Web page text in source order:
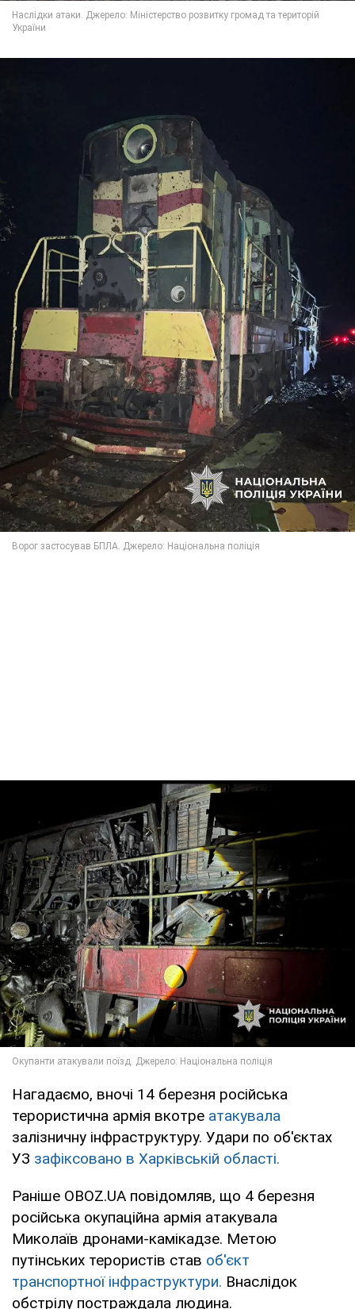
Нагадаємо, вночі 14 березня російська
терористична армія вкотре атакувала
залізничну інфраструктуру. Удари по об'єктах
УЗ зафіксовано в Харківській області.
Раніше OBOZ.UA повідомляв, що 4 березня
російська окупаційна армія атакувала
Миколаїв дронами-камікадзе. Метою
путінських терористів став об'єкт
транспортної інфраструктури. Внаслідок
обстрілу постраждала людина.